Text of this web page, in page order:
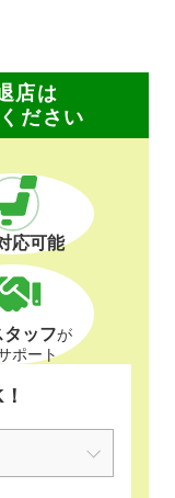
店は
ださい
応可能
ッフが
ポート